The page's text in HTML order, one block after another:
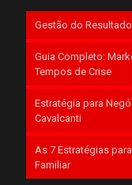
Gestão do
Guia Completo:
Tempos de Crise
Estratégia para
Cavalcanti
As 7 Estratégias
Familiar